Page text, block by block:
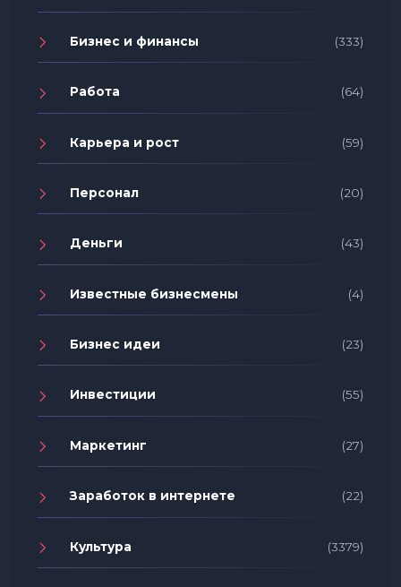
Бизнес и финансы (333)
Работа (64)
Карьера и рост (59)
Персонал (20)
Деньги (43)
Известные бизнесмены (4)
Бизнес идеи (23)
Инвестиции (55)
Маркетинг (27)
Заработок в интернете (22)
Культура (3379)